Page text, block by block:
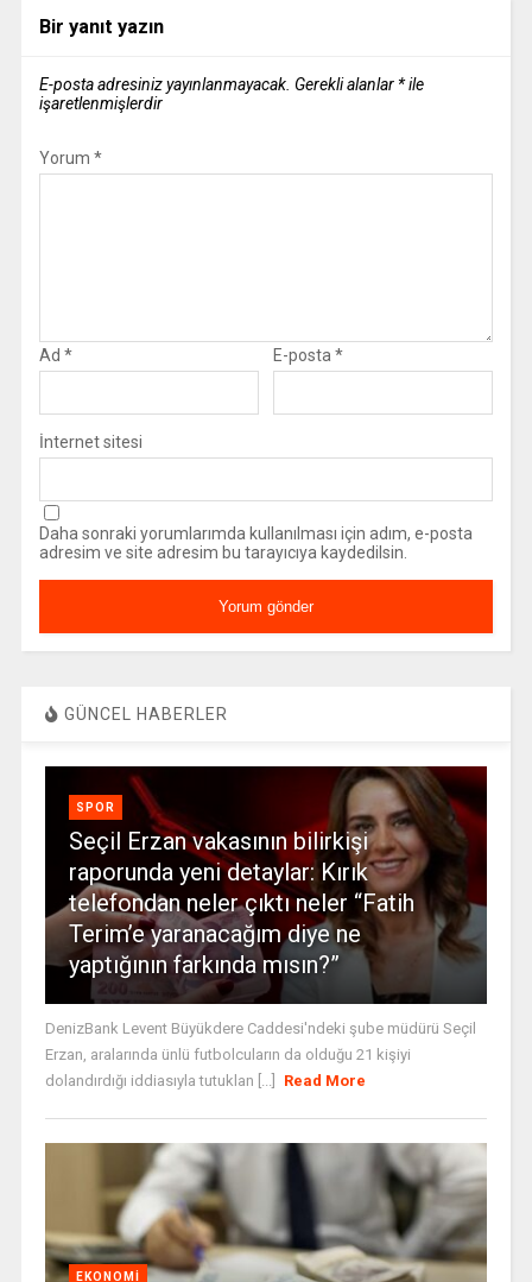
Bir yanıt yazın
E-posta adresiniz yayınlanmayacak. Gerekli alanlar *ile
işaretlenmişlerdir
Yorum *
Ad * E-posta*
İnternet sitesi
Daha sonraki yorumlarımda kullanılması için adım, e-posta
adresim ve site adresim bu tarayıcıya kaydedilsin.
GÜNCEL HABERLER
SPOR
Seçil Erzan vakasının bilirkişi
raporunda yeni detaylar: Kırık
telefondan neler çıktı neler “Fatih
Terim’e yaranacağım diye ne
yaptığının farkında mısın?”
DenizBank Levent Büyükdere Caddesi'ndeki şube müdürü Seçil
Erzan, aralarında ünlü futbolcuların da olduğu 21 kişiyi
dolandırdığı iddiasıyla tutuklan [...]
Read More
EKONOMI